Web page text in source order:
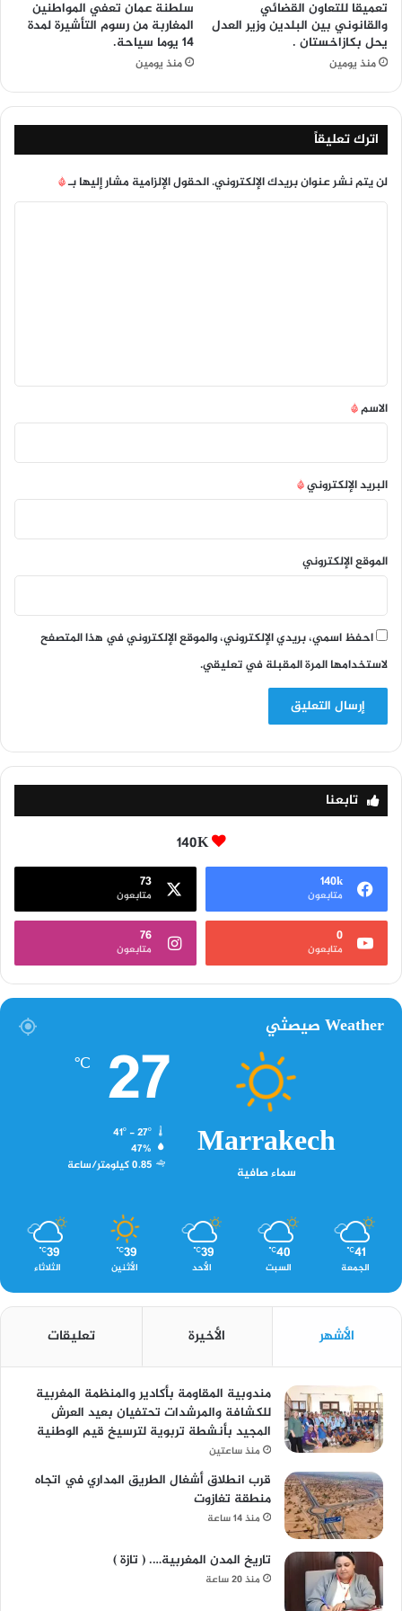
تعميقا للتعاون القضائي
والقانوني بين البلدين وزير العدل
يحل بكازاخستان .
منذ يومين
سلطنة عمان تعفي المواطنين
المغاربة من رسوم التأشيرة لمدة
14 يوما سياحة.
منذ يومين
اترك تعليقاً
لن يتم نشر عنوان بريدك الإلكتروني.الحقول الإلزامية مشار إليها بـ*
*
الاسم*
البريد الإلكتروني*
الموقع الإلكتروني
احفظ اسمي، بريدي الإلكتروني، والموقع الإلكتروني في هذا المتصفح
لاستخدامها المرة المقبلة في تعليقي.
تابعنا
140K
140k
متابعون
73
متابعون
0
متابعون
76
متابعون
Weather صيصثي
Marrakech
سماء صافية
27
℃
41º - 27º
47%
0.85 كيلومتر/ساعة
41
℃
الجمعة
40
℃
السبت
39
℃
الأحد
39
℃
الأثنين
39
℃
الثلاثاء
الأشهر الأخيرة تعليقات
مندوبية المقاومة بأكادير والمنظمة المغربية
للكشافة والمرشدات تحتفيان بعيد العرش
المجيد بأنشطة تربوية لترسيخ قيم الوطنية
منذ ساعتين
قرب انطلاق أشغال الطريق المداري في اتجاه
منطقة تغازوت
منذ 14 ساعة
تاريخ المدن المغربية…. ( تازة )
منذ 20 ساعة